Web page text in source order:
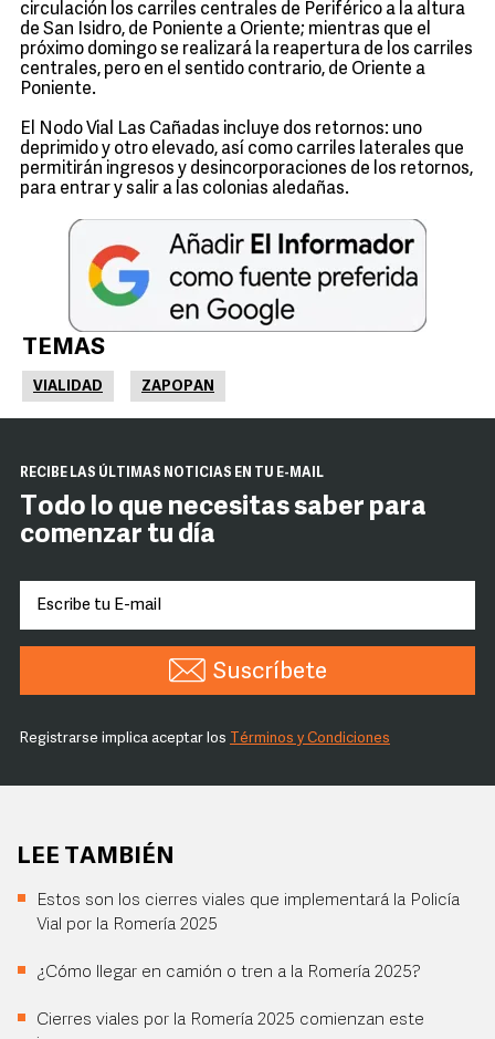
circulación los carriles centrales de Periférico a la altura
de San Isidro, de Poniente a Oriente; mientras que el
próximo domingo se realizará la reapertura de los carriles
centrales, pero en el sentido contrario, de Oriente a
Poniente.
El Nodo Vial Las Cañadas incluye dos retornos: uno
deprimido y otro elevado, así como carriles laterales que
permitirán ingresos y desincorporaciones de los retornos,
para entrar y salir a las colonias aledañas.
TEMAS
VIALIDAD ZAPOPAN
RECIBE LAS ÚLTIMAS NOTICIAS EN TU E-MAIL
Todo lo que necesitas saber para
comenzar tu día
Suscríbete
Registrarse implica aceptar los Términos y Condiciones
LEE TAMBIÉN
Estos son los cierres viales que implementará la Policía
Vial por la Romería 2025
¿Cómo llegar en camión o tren a la Romería 2025?
Cierres viales por la Romería 2025 comienzan este